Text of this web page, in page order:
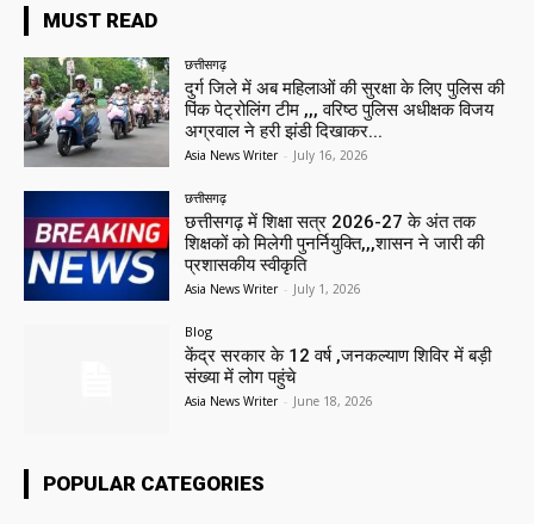
MUST READ
छत्तीसगढ़
दुर्ग जिले में अब महिलाओं की सुरक्षा के लिए पुलिस की
पिंक पेट्रोलिंग टीम ,,, वरिष्ठ पुलिस अधीक्षक विजय
अग्रवाल ने हरी झंडी दिखाकर...
Asia News Writer - July 16, 2026
छत्तीसगढ़
छत्तीसगढ़ में शिक्षा सत्र 2026-27 के अंत तक
शिक्षकों को मिलेगी पुनर्नियुक्ति,,,शासन ने जारी की
प्रशासकीय स्वीकृति
Asia News Writer - July 1, 2026
Blog
केंद्र सरकार के 12 वर्ष ,जनकल्याण शिविर में बड़ी
संख्या में लोग पहुंचे
Asia News Writer - June 18, 2026
POPULAR CATEGORIES